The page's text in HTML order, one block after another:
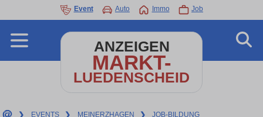
Event Auto Immo Job
ANZEIGEN
MARKT-
LUEDENSCHEID
❯ EVENTS ❯ MEINERZHAGEN ❯ JOB-BILDUNG